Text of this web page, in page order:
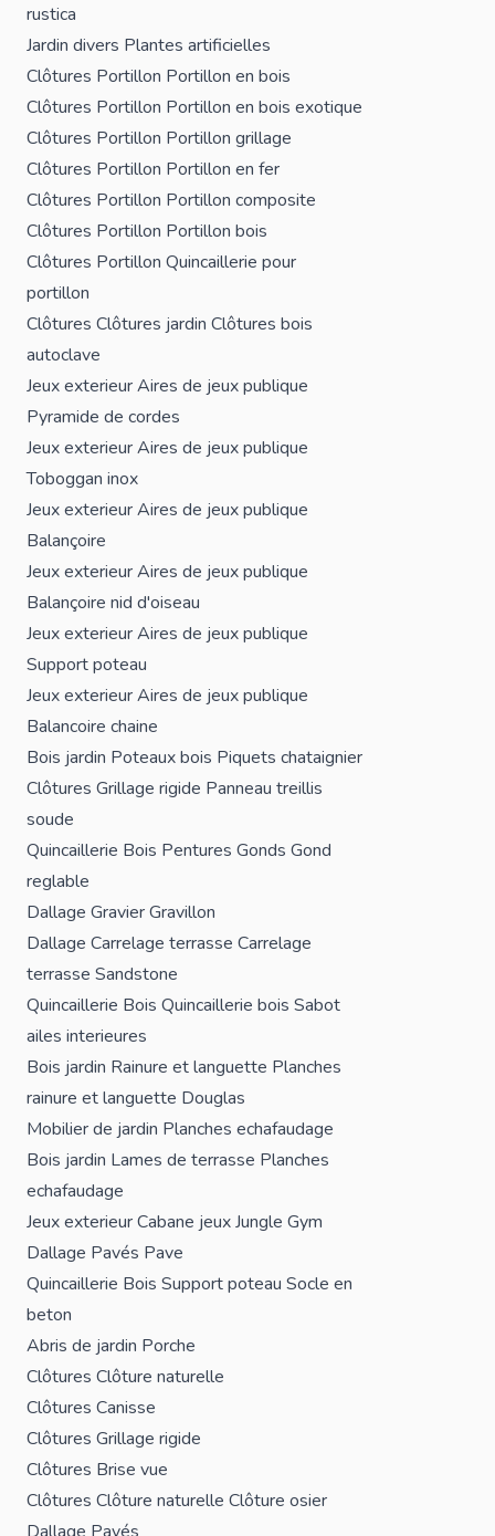
rustica
Jardin divers Plantes artificielles
Clôtures Portillon Portillon en bois
Clôtures Portillon Portillon en bois exotique
Clôtures Portillon Portillon grillage
Clôtures Portillon Portillon en fer
Clôtures Portillon Portillon composite
Clôtures Portillon Portillon bois
Clôtures Portillon Quincaillerie pour
portillon
Clôtures Clôtures jardin Clôtures bois
autoclave
Jeux exterieurAires de jeux publique
Pyramide de cordes
Jeux exterieurAires de jeux publique
Toboggan inox
Jeux exterieurAires de jeux publique
Balançoire
Jeux exterieurAires de jeux publique
Balançoire nid d'oiseau
Jeux exterieurAires de jeux publique
Support poteau
Jeux exterieurAires de jeux publique
Balancoire chaine
Bois jardin Poteaux bois Piquets chataignier
Clôtures Grillage rigide Panneau treillis
soude
Quincaillerie Bois Pentures Gonds Gond
reglable
Dallage GravierGravillon
Dallage Carrelage terrasse Carrelage
terrasse Sandstone
Quincaillerie Bois Quincaillerie bois Sabot
ailes interieures
Bois jardin Rainure et languette Planches
rainure et languette Douglas
Mobilier de jardin Planches echafaudage
Bois jardin Lames de terrasse Planches
echafaudage
Jeux exterieurCabane jeuxJungle Gym
Dallage Pavés Pave
Quincaillerie Bois Support poteau Socle en
beton
Abris de jardin Porche
Clôtures Clôture naturelle
Clôtures Canisse
Clôtures Grillage rigide
Clôtures Brise vue
Clôtures Clôture naturelle Clôture osier